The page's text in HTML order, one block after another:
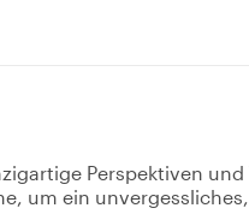
Perspektiven und
um ein